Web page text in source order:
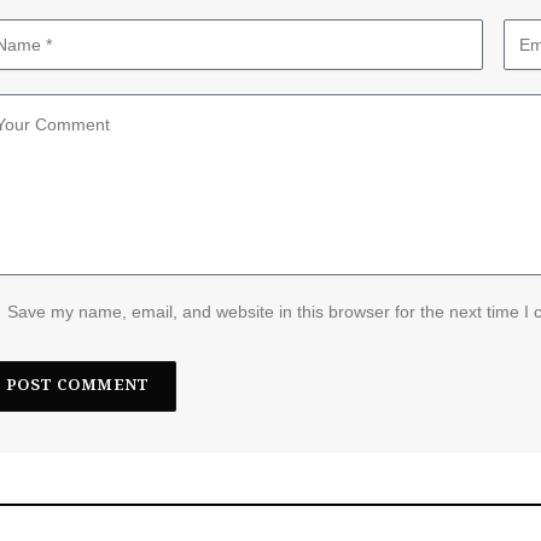
Save my name, email, and website in this browser for the next time I